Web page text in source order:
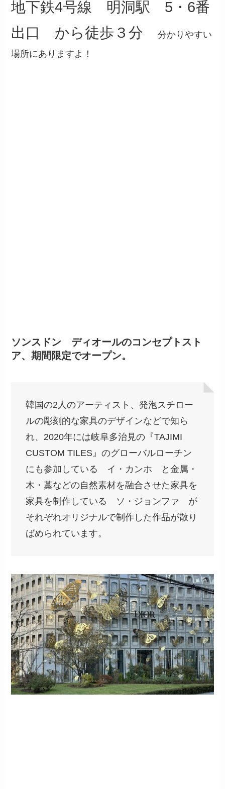
地下鉄4号線 明洞駅 5・6番
出口 から徒歩３分分かりやすい
場所にありますよ！
ソンスドン ディオールのコンセプトスト
ア、期間限定でオープン。
韓国の2人のアーティスト、発泡スチロー
ルの彫刻的な家具のデザインなどで知ら
れ、2020年には岐阜多治見の『TAJIMI
CUSTOM TILES』のグローバルローチン
にも参加している イ・カンホ と金属・
木・藁などの自然素材を融合させた家具を
家具を制作している ソ・ジョンファ が
それぞれオリジナルで制作した作品が散り
ばめられています。